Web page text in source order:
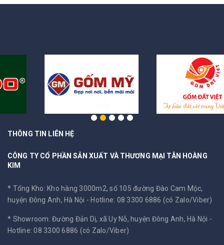
THÔNG TIN LIÊN HỆ
CÔNG TY CỔ PHẦN SẢN XUẤT VÀ THƯƠNG MẠI TÂN HOÀNG
KIM
* Tổng Kho: Kho hàng 3000m2, số 105 đường Đào Cam Mộc,
huyện Đông Anh, Hà Nội - Hotline: 08 3300 6886 (có Zalo/Viber)
* Showroom: Đường Đản Dị, xã Uy Nỗ, huyện Đông Anh, Hà Nội -
Hotline: 08 3300 6886 (có Zalo/Viber)